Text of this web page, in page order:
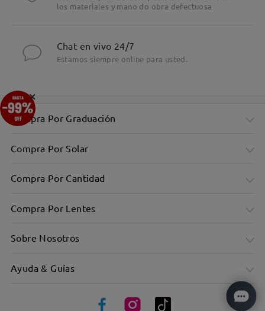
los materiales y mano do obra defectuosa
Chat en vivo 24/7
Estamos siempre online para usted.
Compra Por Graduación
Compra Por Solar
Compra Por Cantidad
Compra Por Lentes
Sobre Nosotros
Ayuda & Guías
×